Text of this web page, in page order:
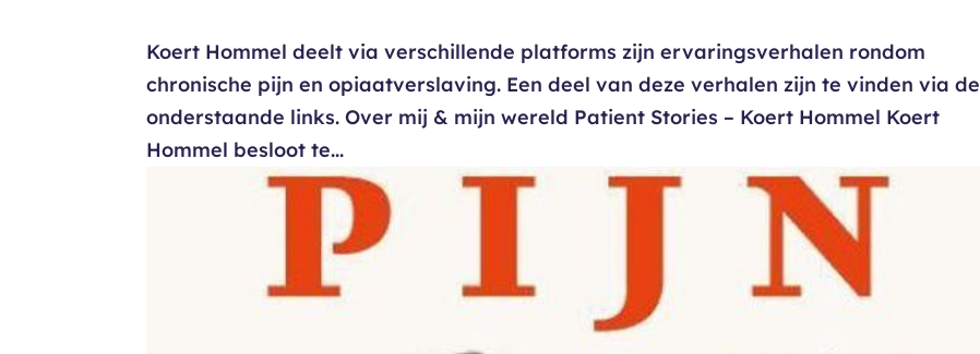
Koert Hommel deelt via verschillende platforms zijn ervaringsverhalen rondom
chronische pijn en opiaatverslaving. Een deel van deze verhalen zijn te vinden via de
onderstaande links. Over mij & mijn wereld Patient Stories – Koert Hommel Koert
Hommel besloot te...